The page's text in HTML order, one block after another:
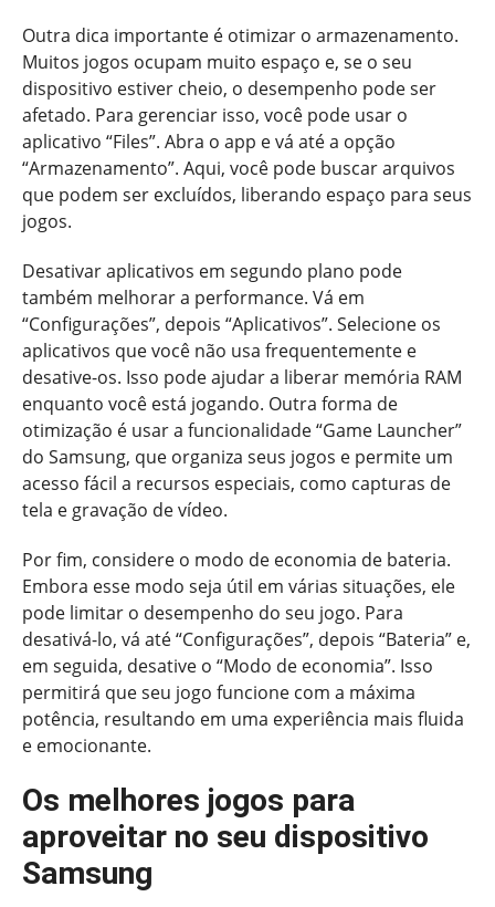
Outra dica importante é otimizar o armazenamento.
Muitos jogos ocupam muito espaço e, se o seu
dispositivo estiver cheio, o desempenho pode ser
afetado. Para gerenciar isso, você pode usar o
aplicativo “Files”. Abra o app e vá até a opção
“Armazenamento”. Aqui, você pode buscar arquivos
que podem ser excluídos, liberando espaço para seus
jogos.
Desativar aplicativos em segundo plano pode
também melhorar a performance. Vá em
“Configurações”, depois “Aplicativos”. Selecione os
aplicativos que você não usa frequentemente e
desative-os. Isso pode ajudar a liberar memória RAM
enquanto você está jogando. Outra forma de
otimização é usar a funcionalidade “Game Launcher”
do Samsung, que organiza seus jogos e permite um
acesso fácil a recursos especiais, como capturas de
tela e gravação de vídeo.
Por fim, considere o modo de economia de bateria.
Embora esse modo seja útil em várias situações, ele
pode limitar o desempenho do seu jogo. Para
desativá-lo, vá até “Configurações”, depois “Bateria” e,
em seguida, desative o “Modo de economia”. Isso
permitirá que seu jogo funcione com a máxima
potência, resultando em uma experiência mais fluida
e emocionante.
Os melhores jogos para
aproveitar no seu dispositivo
Samsung